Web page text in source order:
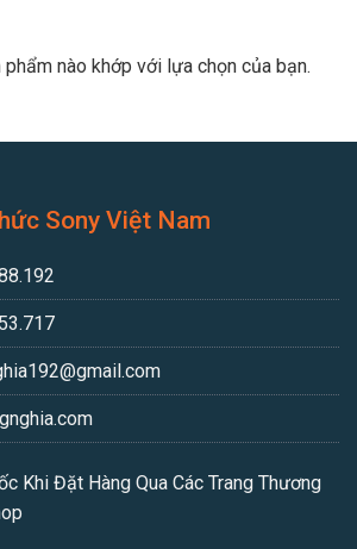
nào khớp với lựa chọn của bạn.
Sony Việt Nam
Khi Đặt Hàng Qua Các Trang Thương